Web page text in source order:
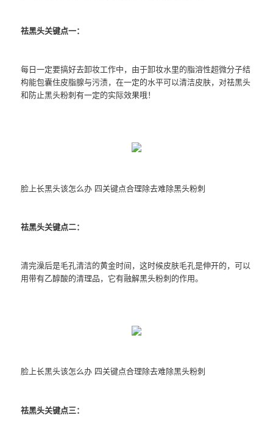
祛黑头关键点一：
每日一定要搞好去卸妆工作中，由于卸妆水里的脂溶性超微分子结
构能包囊住皮脂腺与污渍，在一定的水平可以清洁皮肤，对祛黑头
和防止黑头粉刺有一定的实际效果哦！
脸上长黑头该怎么办 四关键点合理除去难除黑头粉刺
祛黑头关键点二：
清完澡后是毛孔清洁的黄金时间，这时候皮肤毛孔是伸开的，可以
用带有乙醇酸的清理品，它有融解黑头粉刺的作用。
脸上长黑头该怎么办 四关键点合理除去难除黑头粉刺
祛黑头关键点三：